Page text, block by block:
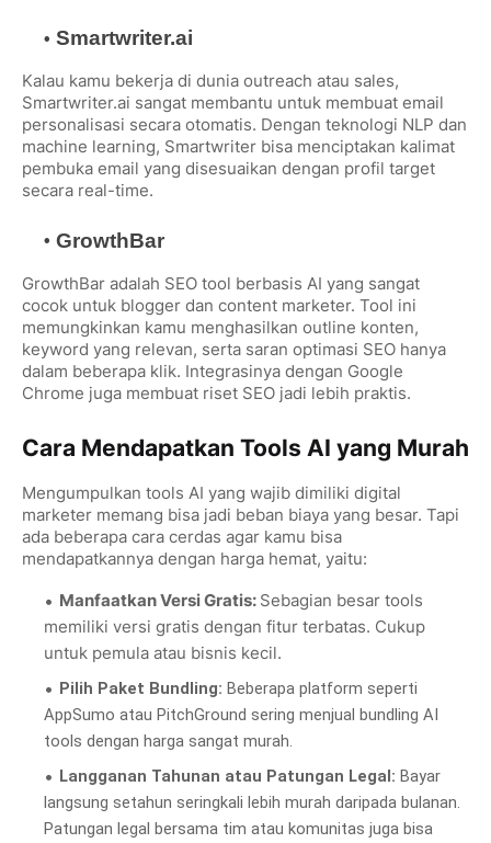
Smartwriter.ai
Kalau kamu bekerja di dunia outreach atau sales,
Smartwriter.ai sangat membantu untuk membuat email
personalisasi secara otomatis. Dengan teknologi NLP dan
machine learning, Smartwriter bisa menciptakan kalimat
pembuka email yang disesuaikan dengan profil target
secara real-time.
GrowthBar
GrowthBar adalah SEO tool berbasis AI yang sangat
cocok untuk blogger dan content marketer. Tool ini
memungkinkan kamu menghasilkan outline konten,
keyword yang relevan, serta saran optimasi SEO hanya
dalam beberapa klik. Integrasinya dengan Google
Chrome juga membuat riset SEO jadi lebih praktis.
Cara Mendapatkan Tools AI yang Murah
Mengumpulkan tools AI yang wajib dimiliki digital
marketer memang bisa jadi beban biaya yang besar. Tapi
ada beberapa cara cerdas agar kamu bisa
mendapatkannya dengan harga hemat, yaitu:
Manfaatkan Versi Gratis: Sebagian besar tools
memiliki versi gratis dengan fitur terbatas. Cukup
untuk pemula atau bisnis kecil.
Pilih Paket Bundling: Beberapa platform seperti
AppSumo atau PitchGround sering menjual bundling AI
tools dengan harga sangat murah.
Langganan Tahunan atau Patungan Legal: Bayar
langsung setahun seringkali lebih murah daripada bulanan.
Patungan legal bersama tim atau komunitas juga bisa